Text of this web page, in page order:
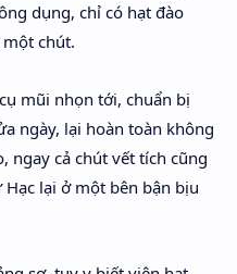
dụng, chỉ có hạt đào
chút.
mũi nhọn tới, chuẩn bị
ngày, lại hoàn toàn không
ngay cả chút vết tích cũng
lại ở một bên bận bịu